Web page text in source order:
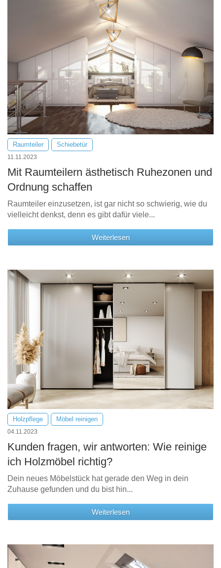
Raumteiler Schiebetür
11.11.2023
Mit Raumteilern ästhetisch Ruhezonen und
Ordnung schaffen
Raumteiler einzusetzen, ist gar nicht so schwierig, wie du
vielleicht denkst, denn es gibt dafür viele...
Weiterlesen
Holzpflege Möbel reinigen
04.11.2023
Kunden fragen, wir antworten: Wie reinige
ich Holzmöbel richtig?
Dein neues Möbelstück hat gerade den Weg in dein
Zuhause gefunden und du bist hin...
Weiterlesen
Wandboards